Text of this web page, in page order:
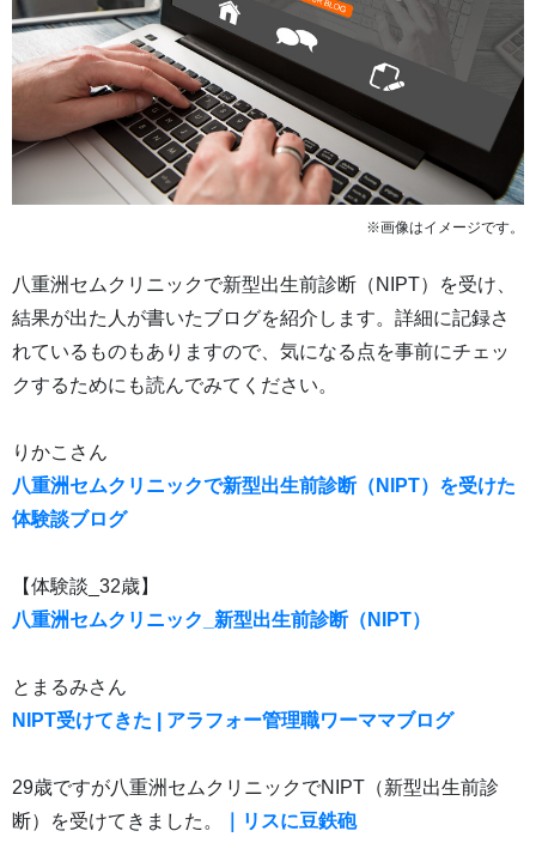
※画像はイメージです。
八重洲セムクリニックで新型出生前診断（NIPT）を受け、
結果が出た人が書いたブログを紹介します。詳細に記録さ
れているものもありますので、気になる点を事前にチェッ
クするためにも読んでみてください。
りかこさん
八重洲セムクリニックで新型出生前診断（NIPT）を受けた
体験談ブログ
【体験談_32歳】
八重洲セムクリニック_新型出生前診断（NIPT）
とまるみさん
NIPT受けてきた | アラフォー管理職ワーママブログ
29歳ですが八重洲セムクリニックでNIPT（新型出生前診
断）を受けてきました。
｜リスに豆鉄砲